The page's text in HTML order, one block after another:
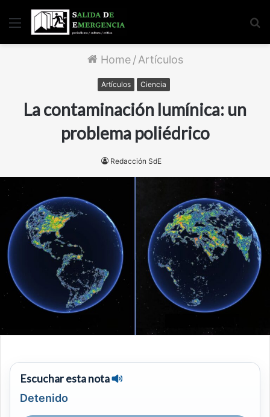
Menu
Home /Artículos
Artículos Ciencia
La contaminación lumínica: un
problema poliédrico
Redacción SdE
Escuchar esta nota
Detenido